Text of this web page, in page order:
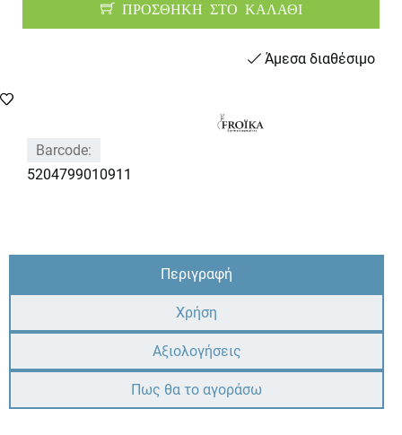
ΠΡΟΣΘΗΚΗ ΣΤΟ ΚΑΛΑΘΙ
Άμεσα διαθέσιμο
Barcode:
5204799010911
Περιγραφή
Χρήση
Αξιολογήσεις
Πως θα το αγοράσω